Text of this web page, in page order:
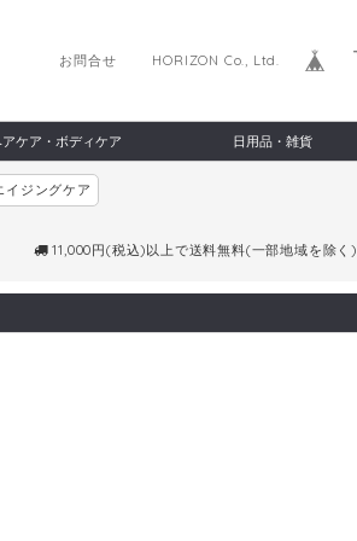
HORIZON Co., Ltd.
お問合せ
ケア・ボディケア 日用品・雑貨
イジングケア
11,000円(税込)以上で送料無料(一部地域を除く)